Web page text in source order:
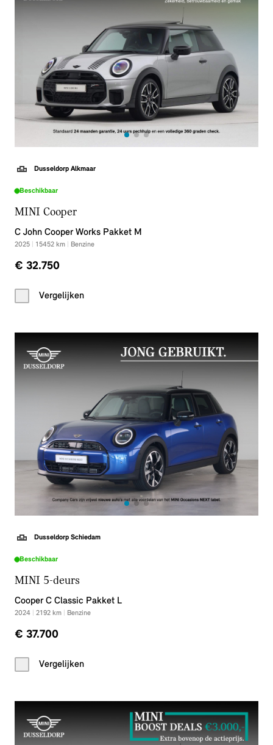
Dusseldorp Alkmaar
Beschikbaar
MINI Cooper
C John Cooper Works Pakket M
2025 15452 km Benzine
€ 32.750
Vergelijken
Dusseldorp Schiedam
Beschikbaar
MINI 5-deurs
Cooper C Classic Pakket L
2024 2192 km Benzine
€ 37.700
Vergelijken